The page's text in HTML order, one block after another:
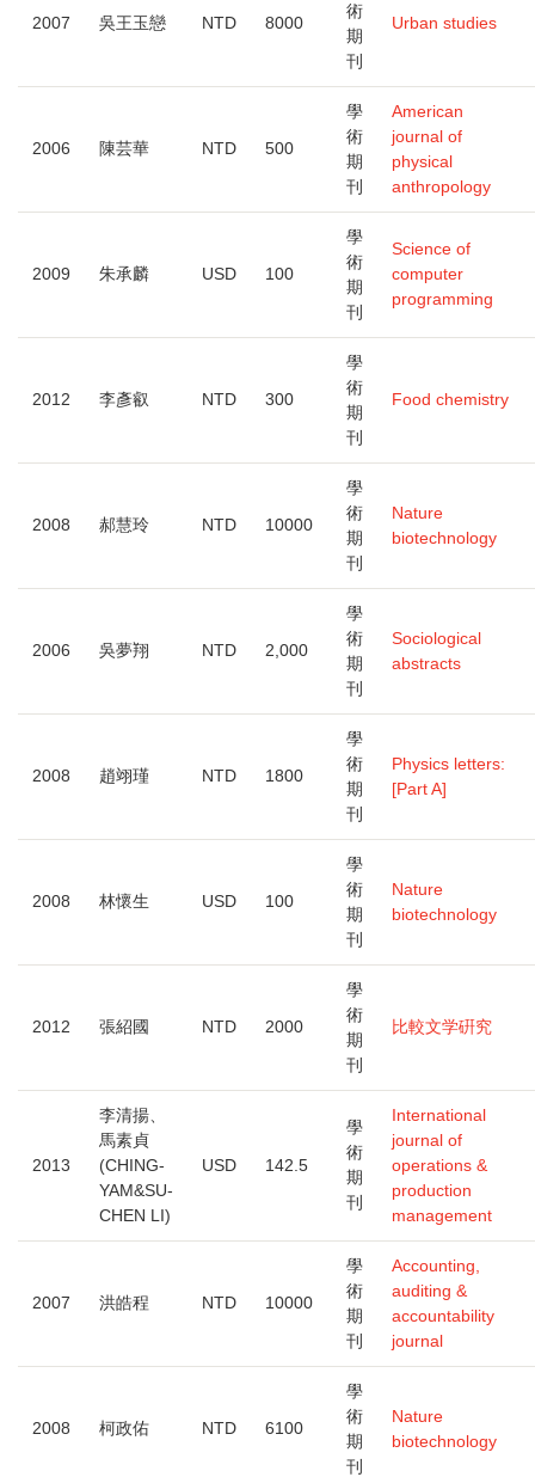
2007 吳王玉戀 NTD 8000
術
期
刊
Urban studies
2006 陳芸華 NTD 500
學
術
期
刊
American
journal of
physical
anthropology
2009 朱承麟 USD 100
學
術
期
刊
Science of
computer
programming
2012 李彥叡 NTD 300
學
術
期
刊
Food chemistry
2008 郝慧玲 NTD 10000
學
術
期
刊
Nature
biotechnology
2006 吳夢翔 NTD 2,000
學
術
期
刊
Sociological
abstracts
2008 趙翊瑾 NTD 1800
學
術
期
刊
Physics letters:
[Part A]
2008 林懷生 USD 100
學
術
期
刊
Nature
biotechnology
2012 張紹國 NTD 2000
學
術
期
刊
比較文学硏究
2013
李清揚、
馬素貞
(CHING-
YAM&SU-
CHEN LI)
USD 142.5
學
術
期
刊
International
journal of
operations &
production
management
2007 洪皓程 NTD 10000
學
術
期
刊
Accounting,
auditing &
accountability
journal
2008 柯政佑 NTD 6100
學
術
期
刊
Nature
biotechnology